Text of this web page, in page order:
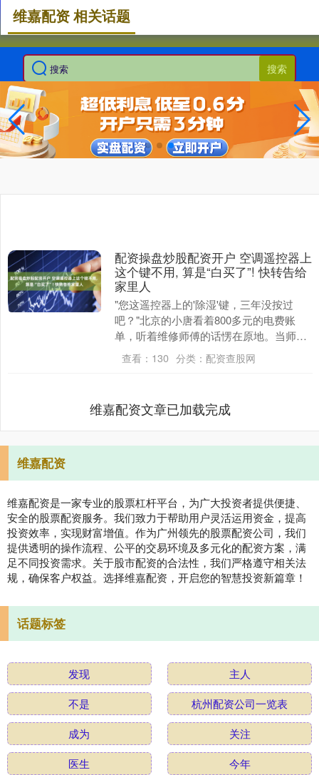
搜索
维嘉配资 相关话题
配资操盘炒股配资开户 空调遥控器上
这个键不用, 算是“白买了”! 快转告给
家里人
"您这遥控器上的'除湿'键，三年没按过
吧？"北京的小唐看着800多元的电费账
单，听着维修师傅的话愣在原地。当师傅
随手按下那个被她视为"鸡肋"的水滴图标
配资操盘炒....
查看： 130 分类： 配资查股网
维嘉配资文章已加载完成
维嘉配资
维嘉配资是一家专业的股票杠杆平台，为广大投资者提供便捷、
安全的股票配资服务。我们致力于帮助用户灵活运用资金，提高
投资效率，实现财富增值。作为广州领先的股票配资公司，我们
提供透明的操作流程、公平的交易环境及多元化的配资方案，满
足不同投资需求。关于股市配资的合法性，我们严格遵守相关法
规，确保客户权益。选择维嘉配资，开启您的智慧投资新篇章！
话题标签
发现
主人
不是
杭州配资公司一览表
成为
关注
医生
今年